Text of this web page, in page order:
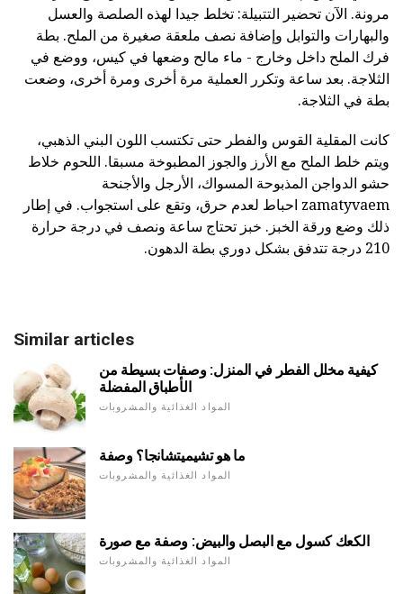
مرونة. الآن تحضير التتبيلة: تخلط جيدا لهذه الصلصة والعسل
والبهارات والتوابل وإضافة نصف ملعقة صغيرة من الملح. بطة
فرك الملح داخل وخارج - ماء مالح وضعها في كيس، ووضع في
الثلاجة. بعد ساعة وتكرر العملية مرة أخرى ومرة أخرى، وضعت
بطة في الثلاجة.
كانت المقلية القوس والفطر حتى تكتسب اللون البني الذهبي،
ويتم خلط الملح مع الأرز والجوز المطبوخة مسبقا. اللحوم خلاط
حشو الدواجن المذبوحة المسواك، الأرجل والأجنحة
zamatyvaem احباط لعدم حرق، وتقع على استجواب. في إطار
ذلك وضع ورقة الخبز. خبز تحتاج ساعة ونصف في درجة حرارة
210 درجة تتدفق بشكل دوري بطة الدهون.
Similar articles
كيفية مخلل الفطر في المنزل: وصفات بسيطة من
الأطباق المفضلة
المواد الغذائية والمشروبات
ما هو تشيميتشانجا؟ وصفة
المواد الغذائية والمشروبات
الكعك كسول مع البصل والبيض: وصفة مع صورة
المواد الغذائية والمشروبات